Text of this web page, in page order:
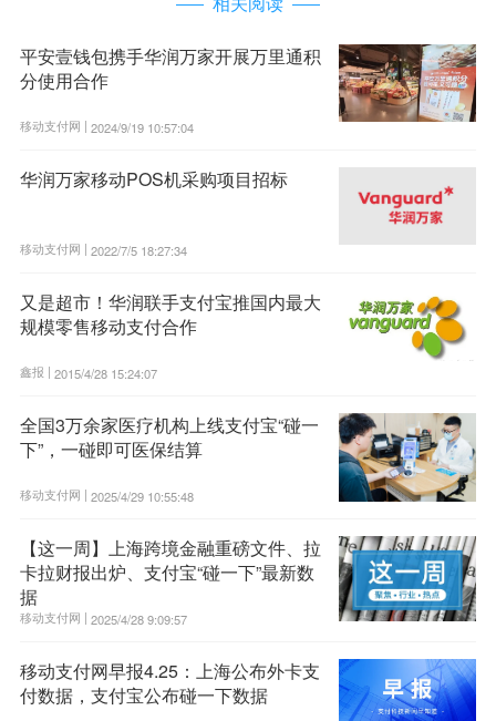
平安壹钱包携手华润万家开展万里通积
分使用合作
移动支付网 | 2024/9/19 10:57:04
华润万家移动POS机采购项目招标
移动支付网 | 2022/7/5 18:27:34
又是超市！华润联手支付宝推国内最大
规模零售移动支付合作
鑫报 | 2015/4/28 15:24:07
全国3万余家医疗机构上线支付宝“碰一
下”，一碰即可医保结算
移动支付网 | 2025/4/29 10:55:48
【这一周】上海跨境金融重磅文件、拉
卡拉财报出炉、支付宝“碰一下”最新数
据
移动支付网 | 2025/4/28 9:09:57
移动支付网早报4.25：上海公布外卡支
付数据，支付宝公布碰一下数据